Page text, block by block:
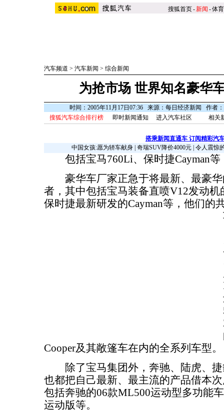
搜狐首页-新闻 -体育
汽车频道 > 汽车新闻 > 综合新闻
为抢市场 世界知名豪华
时间：2005年11月17日07:36 来源：每日经济新闻 作者
搜狐汽车综合排行榜
即时新闻通知 进入汽车社区 相关
搭乘新闻直通车 订阅精彩汽
中国女孩:愿为轿车献身| 奇瑞SUV降价4000元| 令人震惊
包括宝马760Li、保时捷Cayman等
豪华车厂家正急于将最新、最豪华
者，其中包括宝马装备直喷V12发动
保时捷最新研发的Cayman等，他们的
Cooper及其敞篷车在内的全系列车型。
除了宝马集团外，奔驰、陆虎、捷
也都把自己最新、最主流的产品借本
包括奔驰的06款ML500运动型多功能
运动版等。